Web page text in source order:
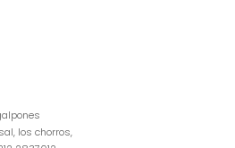
los chorros,